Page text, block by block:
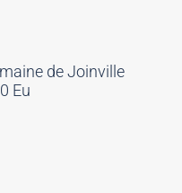
de Joinville
Eu